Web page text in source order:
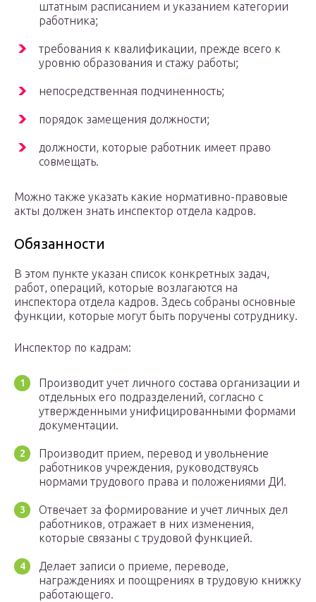
штатным расписанием и указанием категории
работника;
требования к квалификации, прежде всего к
уровню образования и стажу работы;
непосредственная подчиненность;
порядок замещения должности;
должности, которые работник имеет право
совмещать.
Можно также указать какие нормативно-правовые
акты должен знать инспектор отдела кадров.
Обязанности
В этом пункте указан список конкретных задач,
работ, операций, которые возлагаются на
инспектора отдела кадров. Здесь собраны основные
функции, которые могут быть поручены сотруднику.
Инспектор по кадрам:
Производит учет личного состава организации и
отдельных его подразделений, согласно с
утвержденными унифицированными формами
документации.
Производит прием, перевод и увольнение
работников учреждения, руководствуясь
нормами трудового права и положениями ДИ.
Отвечает за формирование и учет личных дел
работников, отражает в них изменения,
которые связаны с трудовой функцией.
Делает записи о приеме, переводе,
награждениях и поощрениях в трудовую книжку
работающего.